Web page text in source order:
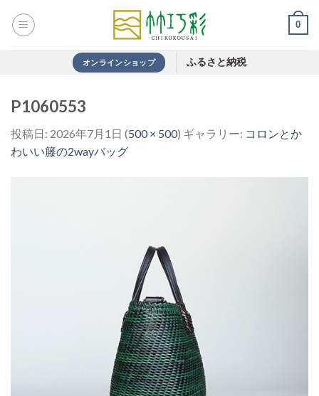
0
オンラインショップ ふるさと納税
P1060553
投稿日: 2026年7月1日 (500 × 500) ギャラリー: コロンとか
わいい籐の2wayバッグ